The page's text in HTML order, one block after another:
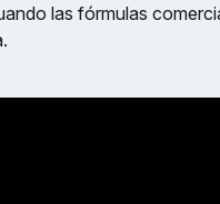
las fórmulas